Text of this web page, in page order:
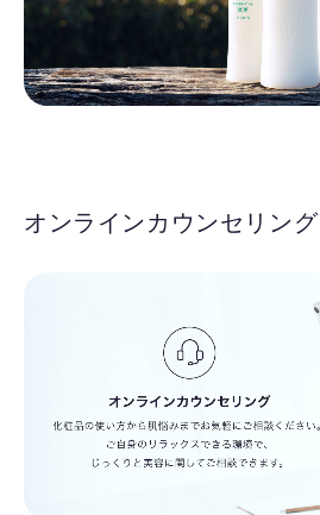
オンラインカウンセリング